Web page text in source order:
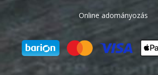
Online adományozás